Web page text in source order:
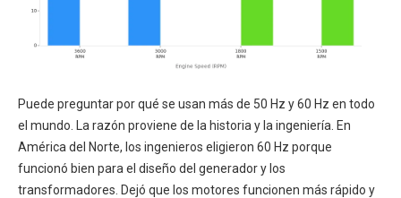
Puede preguntar por qué se usan más de 50 Hz y 60 Hz en todo
el mundo. La razón proviene de la historia y la ingeniería. En
América del Norte, los ingenieros eligieron 60 Hz porque
funcionó bien para el diseño del generador y los
transformadores. Dejó que los motores funcionen más rápido y